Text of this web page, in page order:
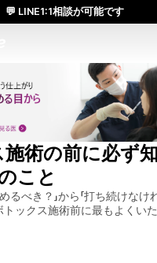
術の前に必ず
こと
るべき？」から「打ち続けなけ
トックス施術前に最もよくい
💬 LINE1:1相談が可能です
駐／お得な体験価格／満足度の